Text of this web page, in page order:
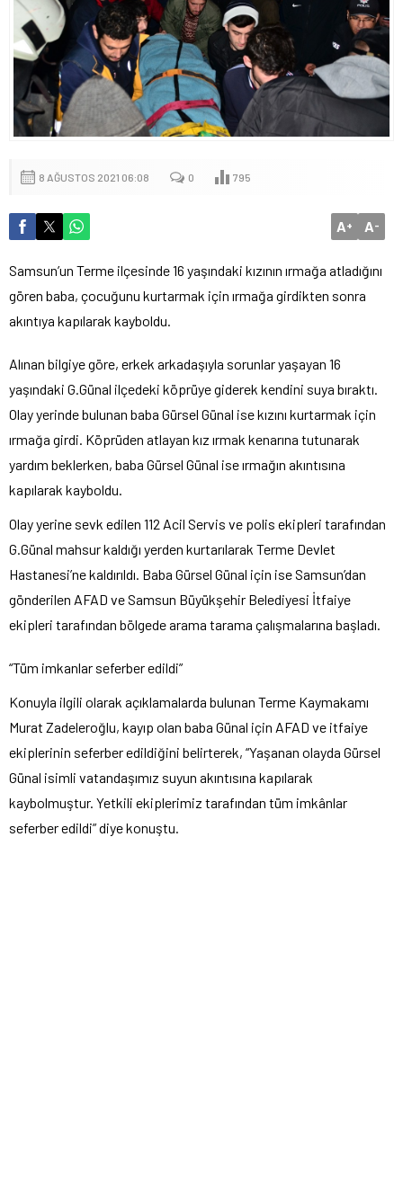
8 AĞUSTOS 2021 06:08 0 795
A+ A-
Samsun’un Terme ilçesinde 16 yaşındaki kızının ırmağa atladığını
gören baba, çocuğunu kurtarmak için ırmağa girdikten sonra
akıntıya kapılarak kayboldu.
Alınan bilgiye göre, erkek arkadaşıyla sorunlar yaşayan 16
yaşındaki G.Günal ilçedeki köprüye giderek kendini suya bıraktı.
Olay yerinde bulunan baba Gürsel Günal ise kızını kurtarmak için
ırmağa girdi. Köprüden atlayan kız ırmak kenarına tutunarak
yardım beklerken, baba Gürsel Günal ise ırmağın akıntısına
kapılarak kayboldu.
Olay yerine sevk edilen 112 Acil Servis ve polis ekipleri tarafından
G.Günal mahsur kaldığı yerden kurtarılarak Terme Devlet
Hastanesi’ne kaldırıldı. Baba Gürsel Günal için ise Samsun’dan
gönderilen AFAD ve Samsun Büyükşehir Belediyesi İtfaiye
ekipleri tarafından bölgede arama tarama çalışmalarına başladı.
“Tüm imkanlar seferber edildi”
Konuyla ilgili olarak açıklamalarda bulunan Terme Kaymakamı
Murat Zadeleroğlu, kayıp olan baba Günal için AFAD ve itfaiye
ekiplerinin seferber edildiğini belirterek, “Yaşanan olayda Gürsel
Günal isimli vatandaşımız suyun akıntısına kapılarak
kaybolmuştur. Yetkili ekiplerimiz tarafından tüm imkânlar
seferber edildi” diye konuştu.